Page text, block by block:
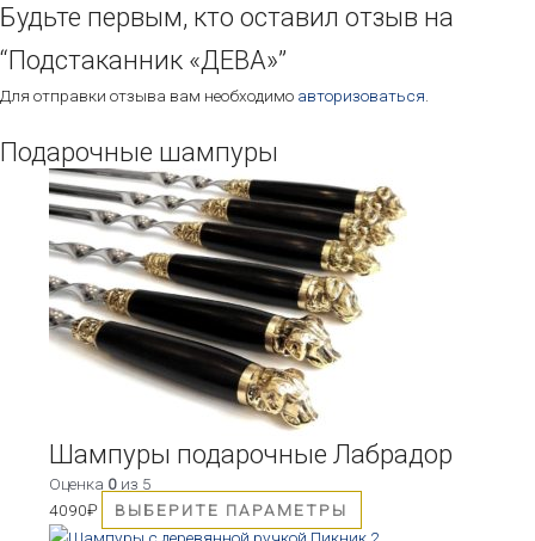
Будьте первым, кто оставил отзыв на
“Подстаканник «ДЕВА»”
Для отправки отзыва вам необходимо авторизоваться
Подарочные шампуры
Шампуры подарочные Лабрадор
Оценка 0 из 5
4090₽ ВЫБЕРИТЕ ПАРАМЕТРЫ
товар
имеет
несколько
Опции
товара.